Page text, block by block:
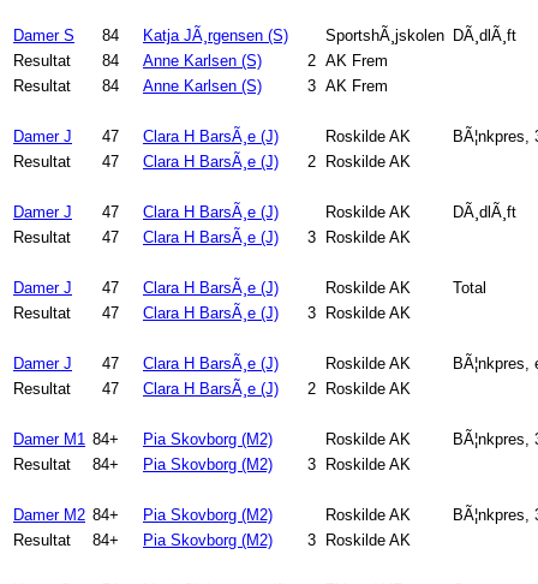
Damer S 84 Katja JÃ¸rgensen (S) SportshÃ¸jskolen DÃ¸dlÃ¸ft
Resultat
84 Anne Karlsen (S) 2 AK Frem
Resultat
84 Anne Karlsen (S) 3 AK Frem
Damer J 47 Clara H BarsÃ¸e (J) Roskilde AK
BÃ¦nkpres,
Resultat
47 Clara H BarsÃ¸e (J) 2 Roskilde AK
Damer J 47 Clara H BarsÃ¸e (J) Roskilde AK
DÃ¸dlÃ¸ft
Resultat
47 Clara H BarsÃ¸e (J) 3 Roskilde AK
Damer J 47 Clara H BarsÃ¸e (J) Roskilde AK
Total
Resultat
47 Clara H BarsÃ¸e (J) 3 Roskilde AK
Damer J 47 Clara H BarsÃ¸e (J) Roskilde AK
BÃ¦nkpres,
Resultat
47 Clara H BarsÃ¸e (J) 2 Roskilde AK
Damer M1 84+ Pia Skovborg (M2) Roskilde AK
BÃ¦nkpres,
Resultat
84+ Pia Skovborg (M2) 3 Roskilde AK
Damer M2 84+ Pia Skovborg (M2) Roskilde AK
BÃ¦nkpres,
Resultat
84+ Pia Skovborg (M2) 3 Roskilde AK